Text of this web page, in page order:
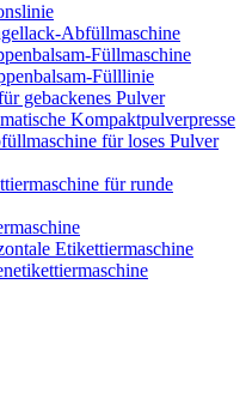
Abfüllmaschine
Füllmaschine
Fülllinie
gebackenes Pulver
Kompaktpulverpresse
für loses Pulver
für runde
Etikettiermaschine